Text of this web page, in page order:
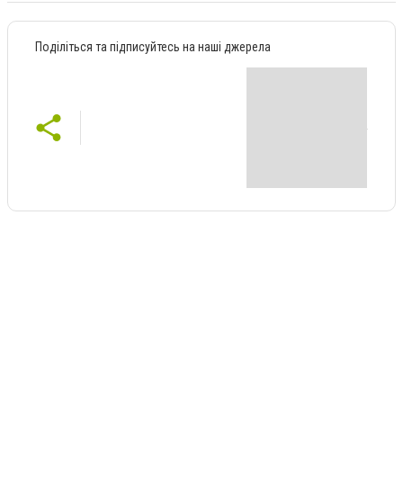
Поділіться та підписуйтесь на наші джерела